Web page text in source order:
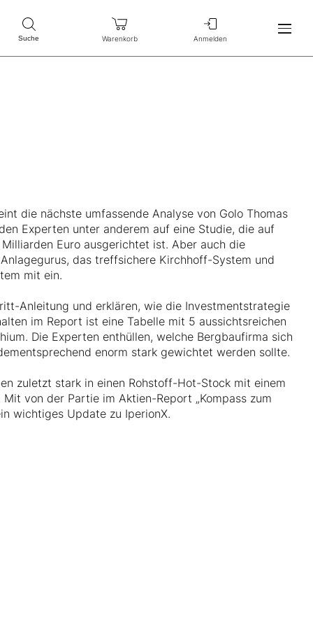
Suche Warenkorb Anmelden
die nächste umfassende Analyse von Golo Thomas
Experten unter anderem auf eine Studie, die auf
Euro ausgerichtet ist. Aber auch die
das treffsichere Kirchhoff-System und
mit ein.
Anleitung und erklären, wie die Investmentstrategie
im Report ist eine Tabelle mit 5 aussichtsreichen
Die Experten enthüllen, welche Bergbaufirma sich
enorm stark gewichtet werden sollte.
zuletzt stark in einen Rohstoff-Hot-Stock mit einem
von der Partie im Aktien-Report „Kompass zum
wichtiges Update zu IperionX.